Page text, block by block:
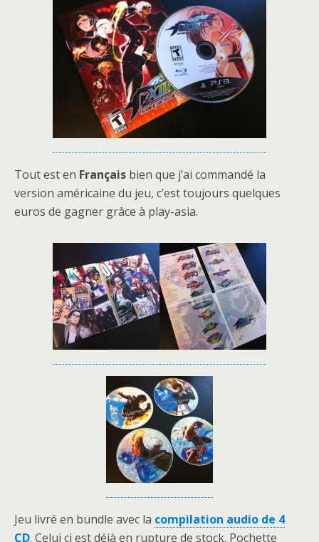
Tout est en Français bien que j’ai commandé la
version américaine du jeu, c’est toujours quelques
euros de gagner grâce à play-asia.
Jeu livré en bundle avec la compilation audio de 4
CD. Celui ci est déjà en rupture de stock. Pochette